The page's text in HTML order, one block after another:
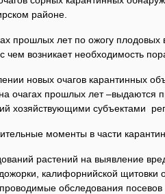
районе.
прошлых лет по ожогу плодовых
чем возникает необходимость
новых очагов карантинных
очагах прошлых лет –выдаются
хозяйствующими субъектами
моменты в части
растений на выявление
калифорнийской щитовки
обследования